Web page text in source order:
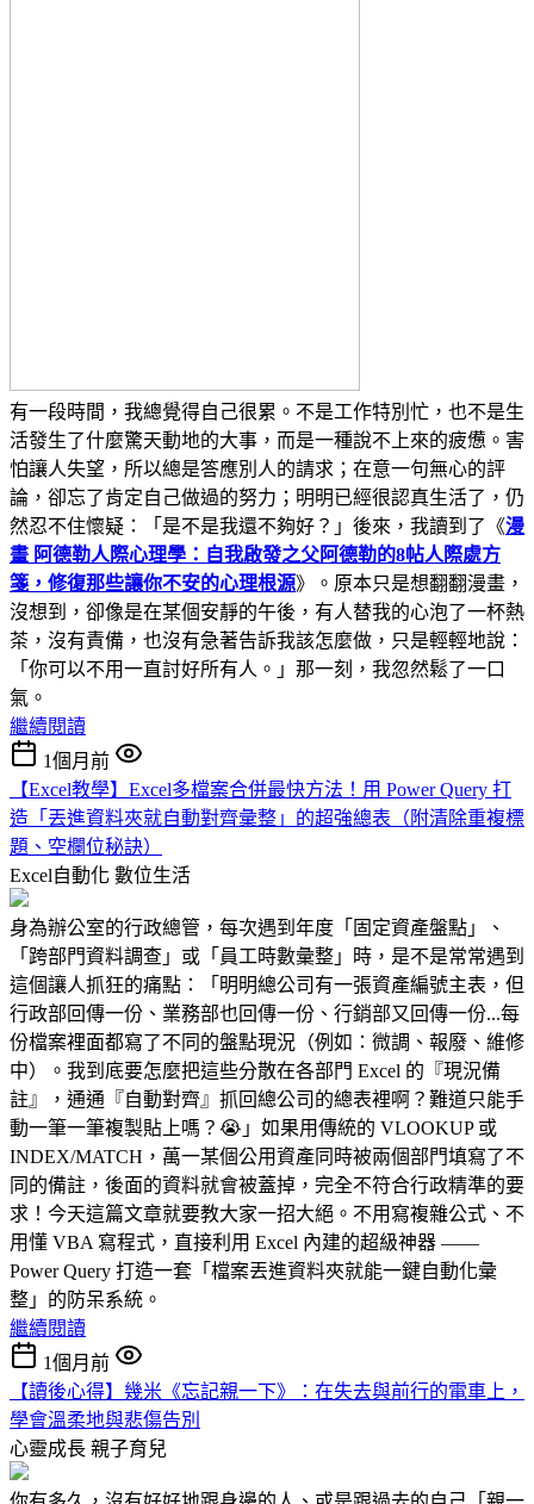
有一段時間，我總覺得自己很累。不是工作特別忙，也不是生
活發生了什麼驚天動地的大事，而是一種說不上來的疲憊。害
怕讓人失望，所以總是答應別人的請求；在意一句無心的評
論，卻忘了肯定自己做過的努力；明明已經很認真生活了，仍
然忍不住懷疑：「是不是我還不夠好？」後來，我讀到了《漫
畫 阿德勒人際心理學：自我啟發之父阿德勒的8帖人際處方
箋，修復那些讓你不安的心理根源》。原本只是想翻翻漫畫，
沒想到，卻像是在某個安靜的午後，有人替我的心泡了一杯熱
茶，沒有責備，也沒有急著告訴我該怎麼做，只是輕輕地說：
「你可以不用一直討好所有人。」那一刻，我忽然鬆了一口
氣。
繼續閱讀
1個月前
【Excel教學】Excel多檔案合併最快方法！用 Power Query 打
造「丟進資料夾就自動對齊彙整」的超強總表（附清除重複標
題、空欄位秘訣）
Excel自動化 數位生活
身為辦公室的行政總管，每次遇到年度「固定資產盤點」、
「跨部門資料調查」或「員工時數彙整」時，是不是常常遇到
這個讓人抓狂的痛點：「明明總公司有一張資產編號主表，但
行政部回傳一份、業務部也回傳一份、行銷部又回傳一份...每
份檔案裡面都寫了不同的盤點現況（例如：微調、報廢、維修
中）。我到底要怎麼把這些分散在各部門 Excel 的『現況備
註』，通通『自動對齊』抓回總公司的總表裡啊？難道只能手
動一筆一筆複製貼上嗎？😭」如果用傳統的 VLOOKUP 或
INDEX/MATCH，萬一某個公用資產同時被兩個部門填寫了不
同的備註，後面的資料就會被蓋掉，完全不符合行政精準的要
求！今天這篇文章就要教大家一招大絕。不用寫複雜公式、不
用懂 VBA 寫程式，直接利用 Excel 內建的超級神器 ——
Power Query 打造一套「檔案丟進資料夾就能一鍵自動化彙
整」的防呆系統。
繼續閱讀
1個月前
【讀後心得】幾米《忘記親一下》：在失去與前行的電車上，
學會溫柔地與悲傷告別
心靈成長 親子育兒